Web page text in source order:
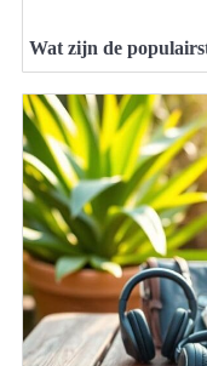
Wat zijn de